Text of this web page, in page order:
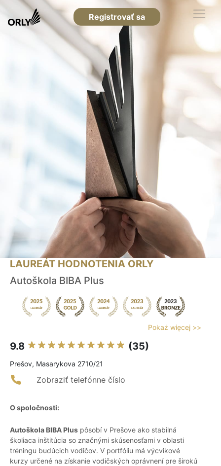
Registrovať sa
LAUREÁT HODNOTENIA ORLY
Autoškola BIBA Plus
Pokaż więcej >>
9.8 (35)
Prešov, Masarykova 2710/21
Zobraziť telefónne číslo
O spoločnosti:
Autoškola BIBA Plus pôsobí v Prešove ako stabilná
školiaca inštitúcia so značnými skúsenosťami v oblasti
tréningu budúcich vodičov. V portfóliu má výcvikové
kurzy určené na získanie vodičských oprávnení pre širokú